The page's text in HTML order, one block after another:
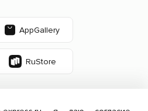
AppGallery
RuStore